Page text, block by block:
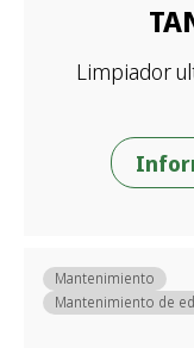
Limpiador
Mantenimiento
Mantenimiento de